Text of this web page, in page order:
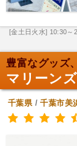
[金土日火水] 10:30～
豊富なグッズ
マリーン
千葉県/千葉市美